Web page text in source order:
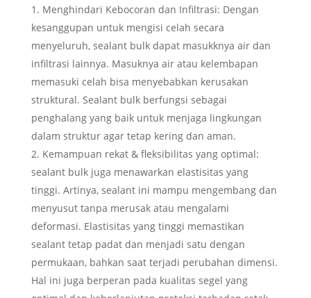
Menghindari Kebocoran dan Infiltrasi: Dengan
kesanggupan untuk mengisi celah secara
menyeluruh, sealant bulk dapat masukknya air dan
infiltrasi lainnya. Masuknya air atau kelembapan
memasuki celah bisa menyebabkan kerusakan
struktural. Sealant bulk berfungsi sebagai
penghalang yang baik untuk menjaga lingkungan
dalam struktur agar tetap kering dan aman.
Kemampuan rekat & fleksibilitas yang optimal:
sealant bulk juga menawarkan elastisitas yang
tinggi. Artinya, sealant ini mampu mengembang dan
menyusut tanpa merusak atau mengalami
deformasi. Elastisitas yang tinggi memastikan
sealant tetap padat dan menjadi satu dengan
permukaan, bahkan saat terjadi perubahan dimensi.
Hal ini juga berperan pada kualitas segel yang